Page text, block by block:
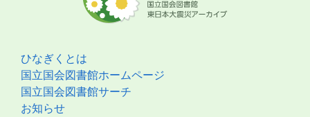
ひなぎくとは
国立国会図書館ホームページ
国立国会図書館サーチ
お知らせ